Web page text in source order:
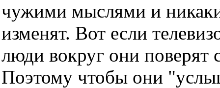
чужими мыслями и
изменят. Вот если
люди вокруг они поверят
Поэтому чтобы они